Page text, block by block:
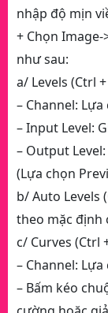
nhập độ mịn
+ Chọn
như sau:
a/ Levels (Ctrl
– Channel:
– Input Level:
– Output
(Lựa chọn
b/ Auto Levels
theo mặc định
c/ Curves (Ctrl
– Channel:
– Bấm kéo